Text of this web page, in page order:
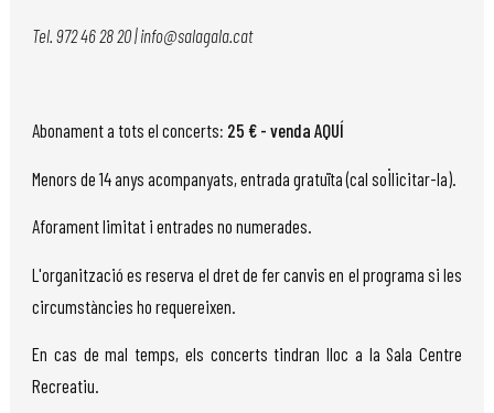
Tel. 972 46 28 20 | info@salagala.cat
Abonament a tots el concerts: 25 € - venda AQUÍ
Menors de 14 anys acompanyats, entrada gratuïta (cal sol·licitar-la).
Aforament limitat i entrades no numerades.
L'organització es reserva el dret de fer canvis en el programa si les
circumstàncies ho requereixen.
En cas de mal temps, els concerts tindran lloc a la Sala Centre
Recreatiu.